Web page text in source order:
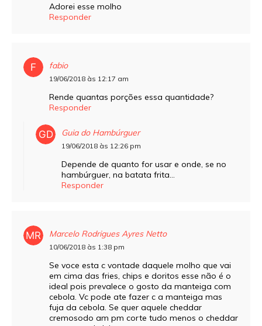
Adorei esse molho
Responder
fabio
19/06/2018 às 12:17 am
Rende quantas porções essa quantidade?
Responder
Guia do Hambúrguer
19/06/2018 às 12:26 pm
Depende de quanto for usar e onde, se no
hambúrguer, na batata frita…
Responder
Marcelo Rodrigues Ayres Netto
10/06/2018 às 1:38 pm
Se voce esta c vontade daquele molho que vai
em cima das fries, chips e doritos esse não é o
ideal pois prevalece o gosto da manteiga com
cebola. Vc pode ate fazer c a manteiga mas
fuja da cebola. Se quer aquele cheddar
cremosodo am pm corte tudo menos o cheddar